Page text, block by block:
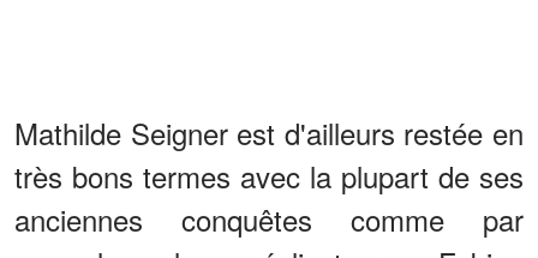
Mathilde Seigner est d'ailleurs restée en
très bons termes avec la plupart de ses
anciennes conquêtes comme par